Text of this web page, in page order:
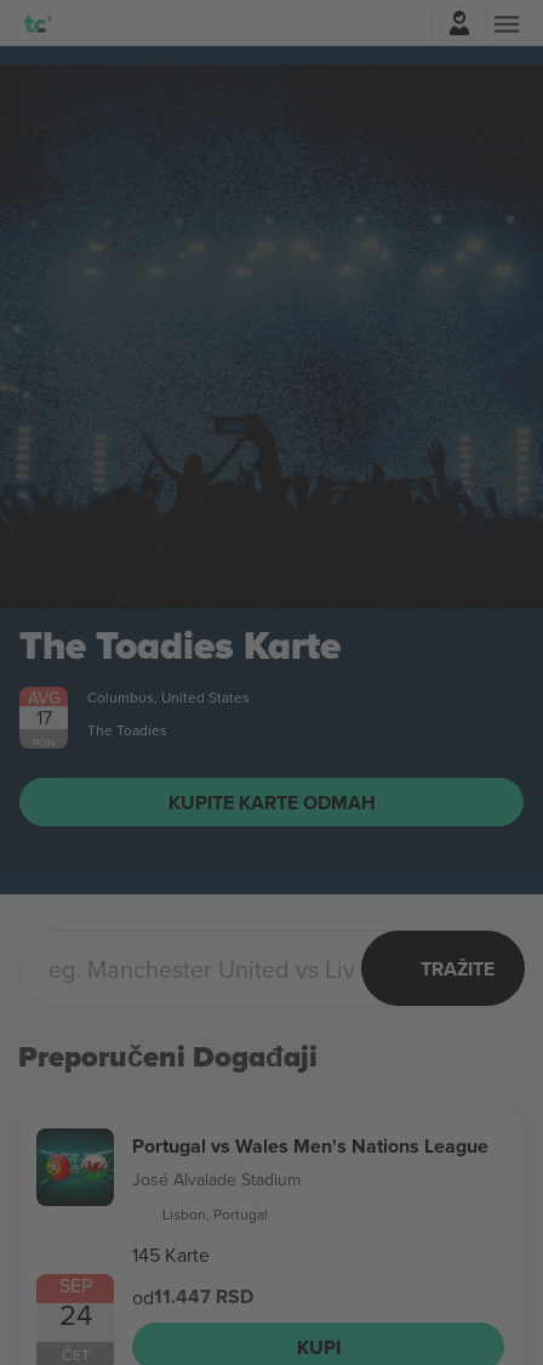
The Toadies Karte
AVG
17
PON
Columbus, United States
The Toadies
KUPITE KARTE ODMAH
TRAŽITE
Preporučeni Događaji
SEP
24
ČET
Portugal vs Wales Men's Nations League
José Alvalade Stadium
Lisbon, Portugal
145 Karte
od11.447 RSD
KUPI